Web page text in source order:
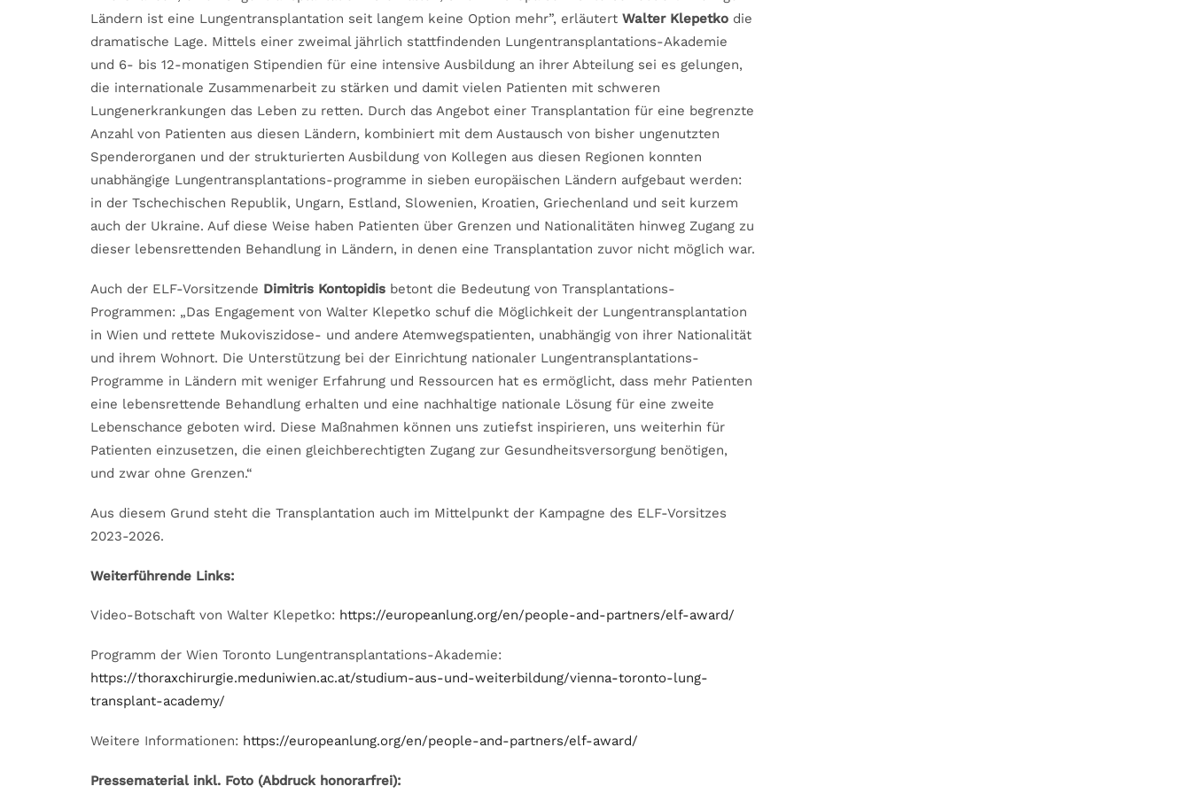
Ländern ist eine Lungentransplantation seit langem keine Option mehr”, erläutert Walter Klepetko die
dramatische Lage. Mittels einer zweimal jährlich stattfindenden Lungentransplantations-Akademie
und 6- bis 12-monatigen Stipendien für eine intensive Ausbildung an ihrer Abteilung sei es gelungen,
die internationale Zusammenarbeit zu stärken und damit vielen Patienten mit schweren
Lungenerkrankungen das Leben zu retten. Durch das Angebot einer Transplantation für eine begrenzte
Anzahl von Patienten aus diesen Ländern, kombiniert mit dem Austausch von bisher ungenutzten
Spenderorganen und der strukturierten Ausbildung von Kollegen aus diesen Regionen konnten
unabhängige Lungentransplantations-programme in sieben europäischen Ländern aufgebaut werden:
in der Tschechischen Republik, Ungarn, Estland, Slowenien, Kroatien, Griechenland und seit kurzem
auch der Ukraine. Auf diese Weise haben Patienten über Grenzen und Nationalitäten hinweg Zugang zu
dieser lebensrettenden Behandlung in Ländern, in denen eine Transplantation zuvor nicht möglich war.
Auch der ELF-Vorsitzende Dimitris Kontopidis betont die Bedeutung von Transplantations-
Programmen: „Das Engagement von Walter Klepetko schuf die Möglichkeit der Lungentransplantation
in Wien und rettete Mukoviszidose- und andere Atemwegspatienten, unabhängig von ihrer Nationalität
und ihrem Wohnort. Die Unterstützung bei der Einrichtung nationaler Lungentransplantations-
Programme in Ländern mit weniger Erfahrung und Ressourcen hat es ermöglicht, dass mehr Patienten
eine lebensrettende Behandlung erhalten und eine nachhaltige nationale Lösung für eine zweite
Lebenschance geboten wird. Diese Maßnahmen können uns zutiefst inspirieren, uns weiterhin für
Patienten einzusetzen, die einen gleichberechtigten Zugang zur Gesundheitsversorgung benötigen,
und zwar ohne Grenzen.“
Aus diesem Grund steht die Transplantation auch im Mittelpunkt der Kampagne des ELF-Vorsitzes
2023-2026.
Weiterführende Links:
Video-Botschaft von Walter Klepetko: https://europeanlung.org/en/people-and-partners/elf-award/
Programm der Wien Toronto Lungentransplantations-Akademie:
https://thoraxchirurgie.meduniwien.ac.at/studium-aus-und-weiterbildung/vienna-toronto-lung-
transplant-academy/
Weitere Informationen: https://europeanlung.org/en/people-and-partners/elf-award/
Pressematerial inkl. Foto (Abdruck honorarfrei):